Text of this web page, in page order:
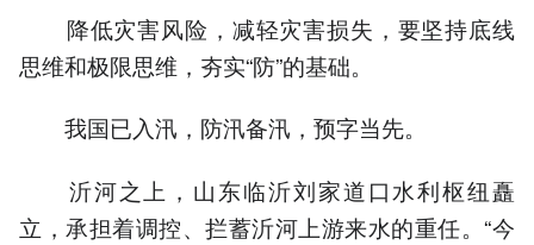
降低灾害风险，减轻灾害损失，要坚持底线
思维和极限思维，夯实“防”的基础。
我国已入汛，防汛备汛，预字当先。
沂河之上，山东临沂刘家道口水利枢纽矗
立，承担着调控、拦蓄沂河上游来水的重任。“今